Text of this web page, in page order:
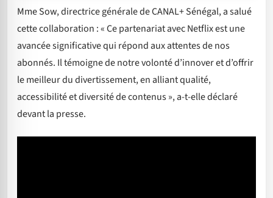
Mme Sow, directrice générale de CANAL+ Sénégal, a salué
cette collaboration : « Ce partenariat avec Netflix est une
avancée significative qui répond aux attentes de nos
abonnés. Il témoigne de notre volonté d’innover et d’offrir
le meilleur du divertissement, en alliant qualité,
accessibilité et diversité de contenus », a-t-elle déclaré
devant la presse.